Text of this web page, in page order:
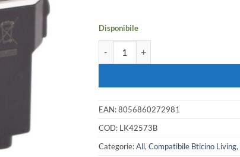
Disponibile
EAN:8056860272981
COD: LK42573B
Categorie:All, Compatibile Bticino Living,